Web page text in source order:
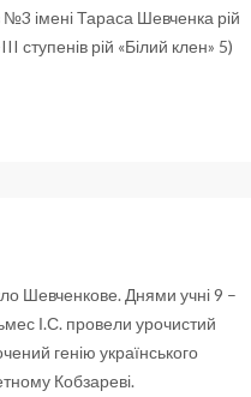
№3 імені Тараса Шевченка рій
ступенів рій «Білий клен» 5)
Шевченкове. Днями учні 9 –
І.С. провели урочистий
генію українського
Кобзареві.